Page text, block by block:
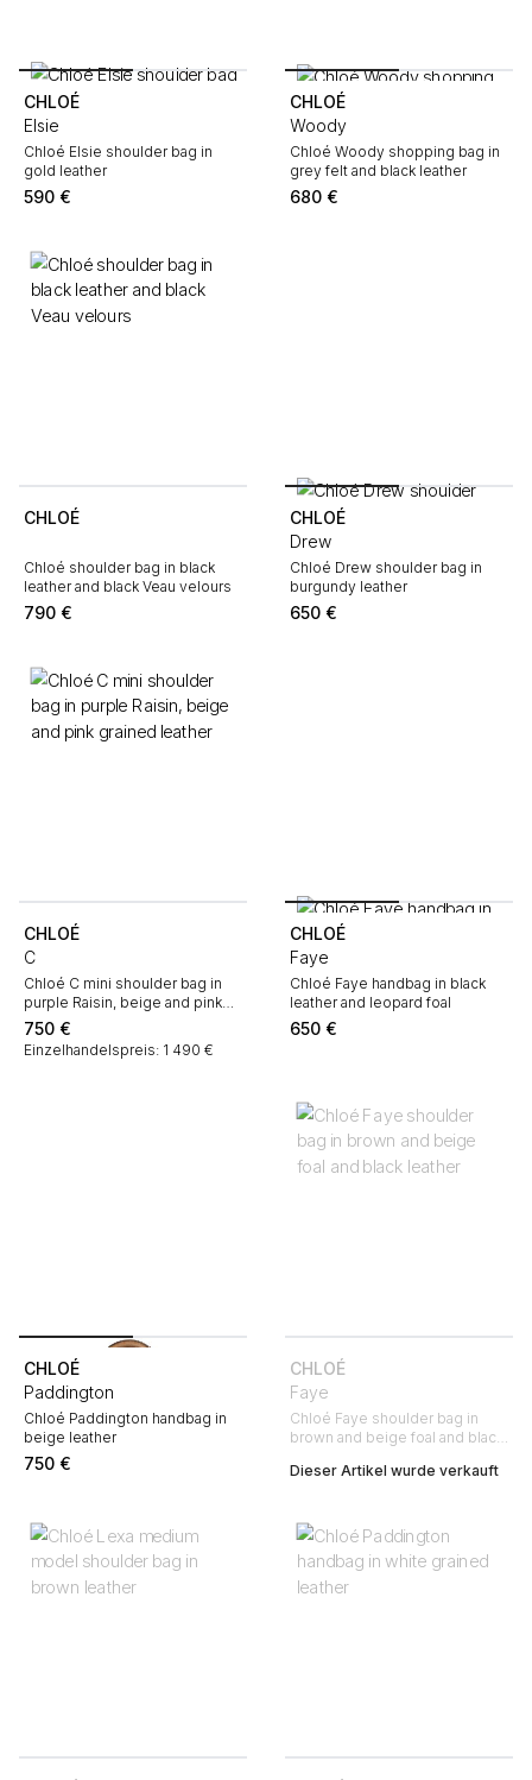
CHLOÉ
Elsie
Chloé Elsie shoulder bag in
gold leather
590 €
CHLOÉ
Woody
Chloé Woody shopping bag in
grey felt and black leather
680 €
CHLOÉ
Chloé shoulder bag in black
leather and black Veau velours
790 €
CHLOÉ
Drew
Chloé Drew shoulder bag in
burgundy leather
650 €
CHLOÉ
C
Chloé C mini shoulder bag in
purple Raisin, beige and pink
grained leather
750 €
Einzelhandelspreis: 1 490 €
CHLOÉ
Faye
Chloé Faye handbag in black
leather and leopard foal
650 €
CHLOÉ
Paddington
Chloé Paddington handbag in
beige leather
750 €
CHLOÉ
Faye
Chloé Faye shoulder bag in
brown and beige foal and black
Dieser Artikel wurde verkauft